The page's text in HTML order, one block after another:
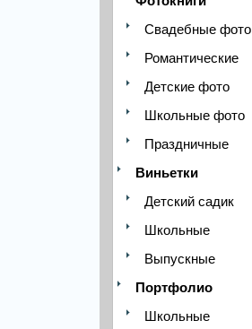
Свадебные фото
Романтические
Детские фото
Школьные фото
Праздничные
Виньетки
Детский садик
Школьные
Выпускные
Портфолио
Школьные